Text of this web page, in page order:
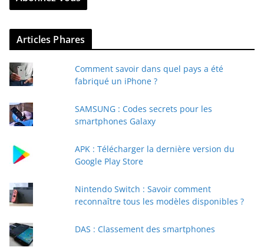
z
v
r
e
e
-
a
Articles Phares
Comment savoir dans quel pays a été
fabriqué un iPhone ?
SAMSUNG : Codes secrets pour les
smartphones Galaxy
APK : Télécharger la dernière version du
Google Play Store
Nintendo Switch : Savoir comment
reconnaître tous les modèles disponibles ?
DAS : Classement des smartphones